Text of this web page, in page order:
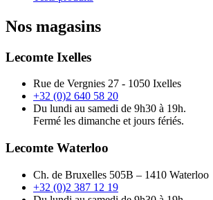
Nos magasins
Lecomte Ixelles
Rue de Vergnies 27 - 1050 Ixelles
+32 (0)2 640 58 20
Du lundi au samedi de 9h30 à 19h.
Fermé les dimanche et jours fériés.
Lecomte Waterloo
Ch. de Bruxelles 505B – 1410 Waterloo
+32 (0)2 387 12 19